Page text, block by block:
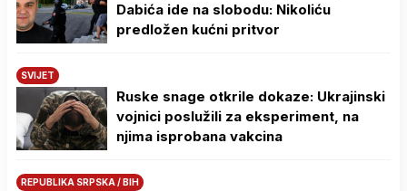
Dabića ide na slobodu: Nikoliću
predložen kućni pritvor
SVIJET
Ruske snage otkrile dokaze: Ukrajinski
vojnici poslužili za eksperiment, na
njima isprobana vakcina
REPUBLIKA SRPSKA / BIH